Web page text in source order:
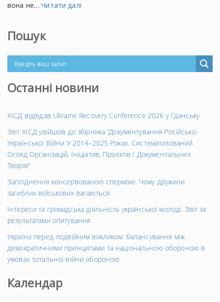
вона не…Читати далі
Пошук
Останні новини
ХІСД відвідав Ukraine Recovery Conference 2026 у Гданську
Звіт ХІСД увійшов до збірника “Документування Російсько-
Української Війни У 2014–2025 Роках. Систематизований
Огляд Організацій, Ініціатив, Проєктів І Документальних
Творів”
Запліднення консервованою спермою. Чому дружини
загиблих військових вагаються
Інтереси та громадська діяльність української молоді. Звіт за
результатами опитування
Україна перед подвійним викликом: балансування між
демократичними принципами та національною обороною в
умовах тотальної війни обороною
Календар